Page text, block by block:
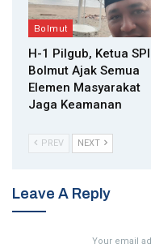
Bolmut
H-1 Pilgub, Ketua SPI
Bolmut Ajak Semua
Elemen Masyarakat
Jaga Keamanan
PREV NEXT
Leave A Reply
Your email